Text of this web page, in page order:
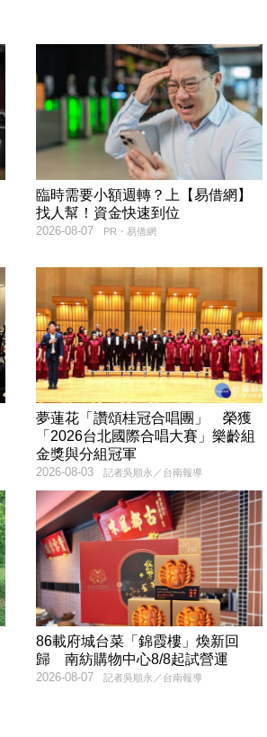
臨時需要小額週轉？上【易借網】
找人幫！資金快速到位
PR・易借網
2026-08-07
夢蓮花「讚頌桂冠合唱團」 榮獲
「2026台北國際合唱大賽」樂齡組
金獎與分組冠軍
記者吳順永／台南報導
2026-08-03
86載府城台菜「錦霞樓」煥新回
歸 南紡購物中心8/8起試營運
記者吳順永／台南報導
2026-08-07